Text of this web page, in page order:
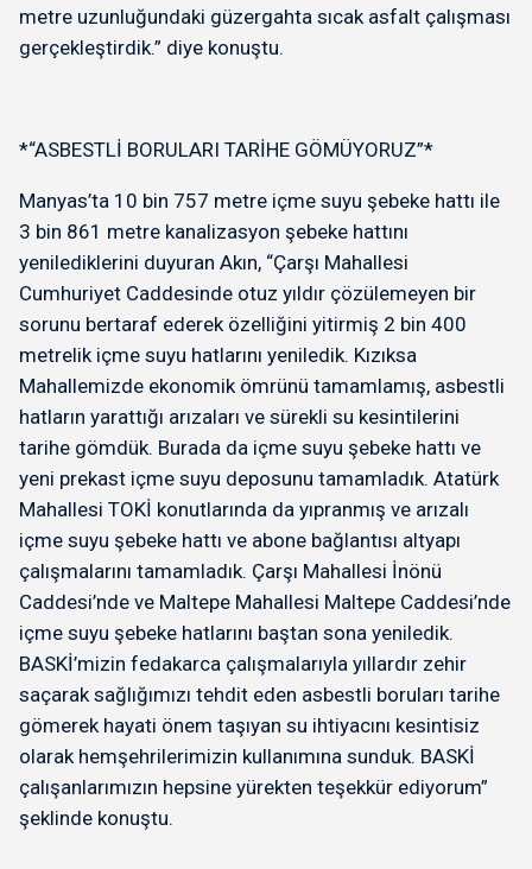
metre uzunluğundaki güzergahta sıcak asfalt çalışması
gerçekleştirdik.” diye konuştu.
*“ASBESTLİ BORULARI TARİHE GÖMÜYORUZ”*
Manyas’ta 10 bin 757 metre içme suyu şebeke hattı ile
3 bin 861 metre kanalizasyon şebeke hattını
yenilediklerini duyuran Akın, “Çarşı Mahallesi
Cumhuriyet Caddesinde otuz yıldır çözülemeyen bir
sorunu bertaraf ederek özelliğini yitirmiş 2 bin 400
metrelik içme suyu hatlarını yeniledik. Kızıksa
Mahallemizde ekonomik ömrünü tamamlamış, asbestli
hatların yarattığı arızaları ve sürekli su kesintilerini
tarihe gömdük. Burada da içme suyu şebeke hattı ve
yeni prekast içme suyu deposunu tamamladık. Atatürk
Mahallesi TOKİ konutlarında da yıpranmış ve arızalı
içme suyu şebeke hattı ve abone bağlantısı altyapı
çalışmalarını tamamladık. Çarşı Mahallesi İnönü
Caddesi’nde ve Maltepe Mahallesi Maltepe Caddesi’nde
içme suyu şebeke hatlarını baştan sona yeniledik.
BASKİ’mizin fedakarca çalışmalarıyla yıllardır zehir
saçarak sağlığımızı tehdit eden asbestli boruları tarihe
gömerek hayati önem taşıyan su ihtiyacını kesintisiz
olarak hemşehrilerimizin kullanımına sunduk. BASKİ
çalışanlarımızın hepsine yürekten teşekkür ediyorum”
şeklinde konuştu.